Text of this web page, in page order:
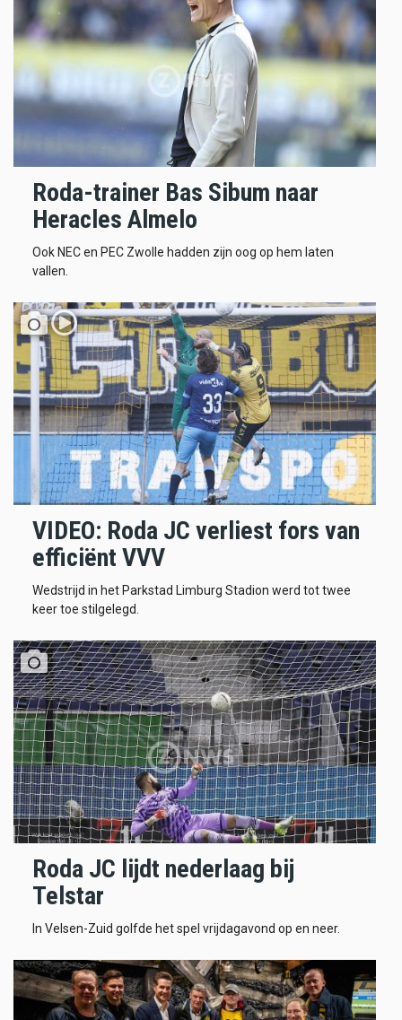
Roda-trainer Bas Sibum naar
Heracles Almelo
Ook NEC en PEC Zwolle hadden zijn oog op hem laten
vallen.
VIDEO: Roda JC verliest fors van
efficiënt VVV
Wedstrijd in het Parkstad Limburg Stadion werd tot twee
keer toe stilgelegd.
Roda JC lijdt nederlaag bij
Telstar
In Velsen-Zuid golfde het spel vrijdagavond op en neer.